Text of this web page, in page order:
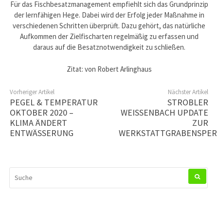
Für das Fischbesatzmanagement empfiehlt sich das Grundprinzip
der lernfähigen Hege. Dabei wird der Erfolg jeder Maßnahme in
verschiedenen Schritten überprüft. Dazu gehört, das natürliche
Aufkommen der Zielfischarten regelmäßig zu erfassen und
daraus auf die Besatznotwendigkeit zu schließen.
Zitat: von Robert Arlinghaus
Vorheriger Artikel
PEGEL & TEMPERATUR
OKTOBER 2020 –
KLIMA ÄNDERT
ENTWÄSSERUNG
Nächster Artikel
STROBLER
WEISSENBACH UPDATE
ZUR
NACH: